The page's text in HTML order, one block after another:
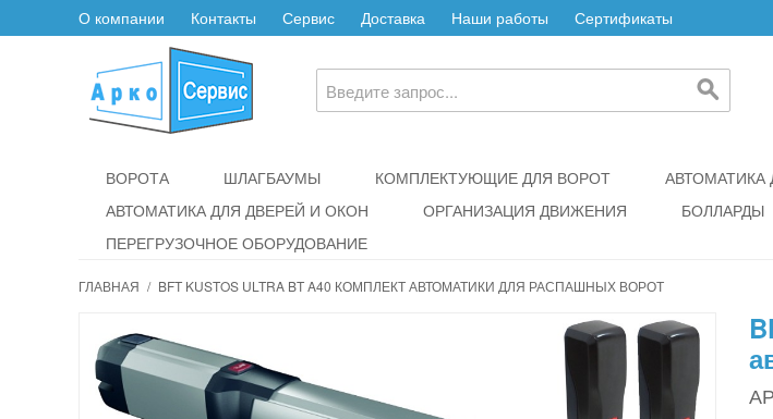
О компании Контакты Сервис Доставка Наши работы Сертификаты
ВОРОТА ШЛАГБАУМЫ КОМПЛЕКТУЮЩИЕ ДЛЯ ВОРОТ АВТОМАТИКА
АВТОМАТИКА ДЛЯ ДВЕРЕЙ И ОКОН
ОРГАНИЗАЦИЯ ДВИЖЕНИЯ БОЛЛАРДЫ
ПЕРЕГРУЗОЧНОЕ ОБОРУДОВАНИЕ
ГЛАВНАЯ / BFT KUSTOS ULTRA BT A40 КОМПЛЕКТ АВТОМАТИКИ ДЛЯ РАСПАШНЫХ ВОРОТ